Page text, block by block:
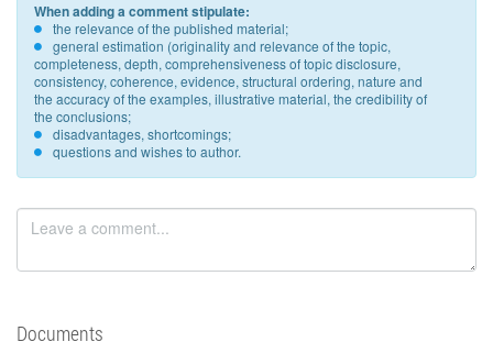
When adding a comment stipulate:
the relevance of the published material;
general estimation (originality and relevance of the topic,
completeness, depth, comprehensiveness of topic disclosure,
consistency, coherence, evidence, structural ordering, nature and
the accuracy of the examples, illustrative material, the credibility of
the conclusions;
disadvantages, shortcomings;
questions and wishes to author.
Documents